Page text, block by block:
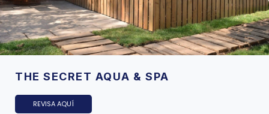
THE SECRET AQUA & SPA
REVISA AQUÍ